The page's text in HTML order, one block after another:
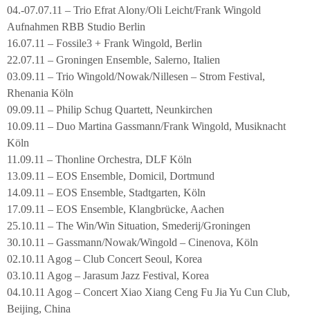
04.-07.07.11 – Trio Efrat Alony/Oli Leicht/Frank Wingold
Aufnahmen RBB Studio Berlin
16.07.11 – Fossile3 + Frank Wingold, Berlin
22.07.11 – Groningen Ensemble, Salerno, Italien
03.09.11 – Trio Wingold/Nowak/Nillesen – Strom Festival,
Rhenania Köln
09.09.11 – Philip Schug Quartett, Neunkirchen
10.09.11 – Duo Martina Gassmann/Frank Wingold, Musiknacht
Köln
11.09.11 – Thonline Orchestra, DLF Köln
13.09.11 – EOS Ensemble, Domicil, Dortmund
14.09.11 – EOS Ensemble, Stadtgarten, Köln
17.09.11 – EOS Ensemble, Klangbrücke, Aachen
25.10.11 – The Win/Win Situation, Smederij/Groningen
30.10.11 – Gassmann/Nowak/Wingold – Cinenova, Köln
02.10.11 Agog – Club Concert Seoul, Korea
03.10.11 Agog – Jarasum Jazz Festival, Korea
04.10.11 Agog – Concert Xiao Xiang Ceng Fu Jia Yu Cun Club,
Beijing, China